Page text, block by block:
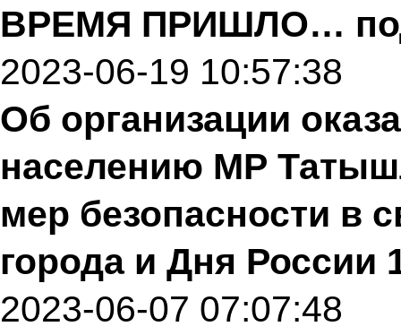
ВРЕМЯ ПРИШЛО…
2023-06-19 10:57:38
Об организации
населению МР
мер безопасности в
города и Дня России
2023-06-07 07:07:48